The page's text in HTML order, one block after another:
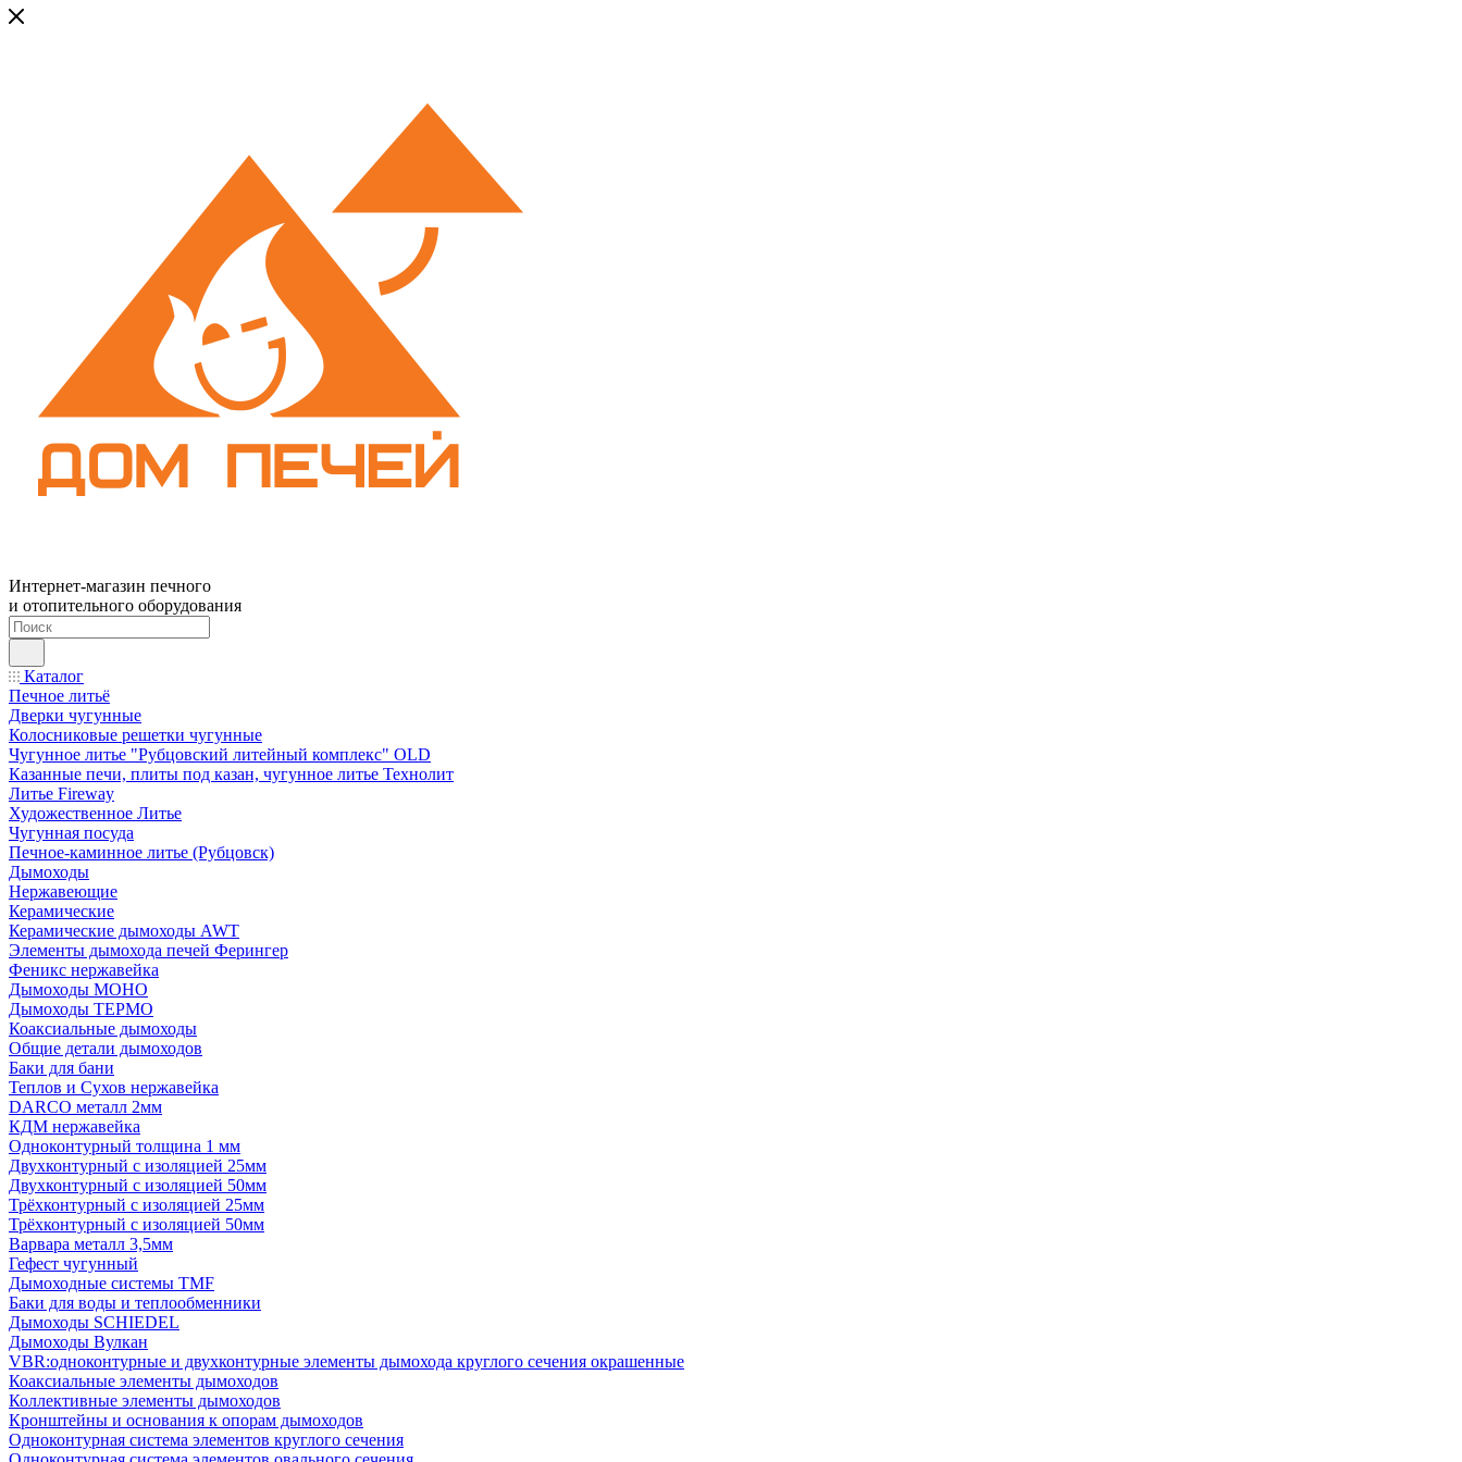
Интернет-магазин печного
и отопительного оборудования
Каталог
Печное литьё
Дверки чугунные
Колосниковые решетки чугунные
Чугунное литье "Рубцовский литейный комплекс" OLD
Казанные печи, плиты под казан, чугунное литье Технолит
Литье Fireway
Художественное Литье
Чугунная посуда
Печное-каминное литье (Рубцовск)
Дымоходы
Нержавеющие
Керамические
Керамические дымоходы AWT
Элементы дымохода печей Ферингер
Феникс нержавейка
Дымоходы МОНО
Дымоходы ТЕРМО
Коаксиальные дымоходы
Общие детали дымоходов
Баки для бани
Теплов и Сухов нержавейка
DARCO металл 2мм
КДМ нержавейка
Одноконтурный толщина 1 мм
Двухконтурный с изоляцией 25мм
Двухконтурный с изоляцией 50мм
Трёхконтурный с изоляцией 25мм
Трёхконтурный с изоляцией 50мм
Варвара металл 3,5мм
Гефест чугунный
Дымоходные системы TMF
Баки для воды и теплообменники
Дымоходы SCHIEDEL
Дымоходы Вулкан
VBR:одноконтурные и двухконтурные элементы дымохода круглого сечения окрашенные
Коаксиальные элементы дымоходов
Коллективные элементы дымоходов
Кронштейны и основания к опорам дымоходов
Одноконтурная система элементов круглого сечения